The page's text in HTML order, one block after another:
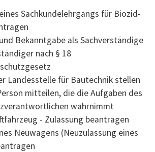
Sachkundelehrgangs für Biozid-
Bekanntgabe als Sachverständige
nach § 18
Landesstelle für Bautechnik stellen
mitteilen, die die Aufgaben des
wahrnimmt
- Zulassung beantragen
Neuwagens (Neuzulassung eines